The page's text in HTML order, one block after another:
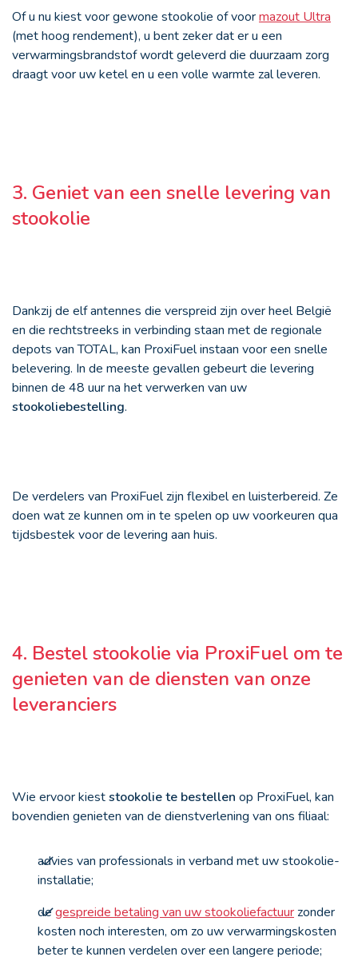
Of u nu kiest voor gewone stookolie of voormazout Ultra
(met hoog rendement), u bent zeker dat er u een
verwarmingsbrandstof wordt geleverd die duurzaam zorg
draagt voor uw ketel en u een volle warmte zal leveren.
3. Geniet van een snelle levering van
stookolie
Dankzij de elf antennes die verspreid zijn over heel België
en die rechtstreeks in verbinding staan met de regionale
depots van TOTAL, kan ProxiFuel instaan voor een snelle
belevering. In de meeste gevallen gebeurt die levering
binnen de 48 uur na het verwerken van uw
stookoliebestelling.
De verdelers van ProxiFuel zijn flexibel en luisterbereid. Ze
doen wat ze kunnen om in te spelen op uw voorkeuren qua
tijdsbestek voor de levering aan huis.
4. Bestel stookolie via ProxiFuel om te
genieten van de diensten van onze
leveranciers
Wie ervoor kieststookolie te bestellen op ProxiFuel, kan
bovendien genieten van de dienstverlening van ons filiaal:
advies van professionals in verband met uw stookolie-
installatie;
degespreide betaling van uw stookoliefactuurzonder
kosten noch interesten, om zo uw verwarmingskosten
beter te kunnen verdelen over een langere periode;